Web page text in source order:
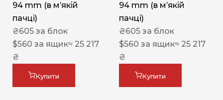
94 mm (в мʼякій
пачці)
₴605 за блок
$560 за ящик≈ 25 217
₴
Купити
94 mm (в мʼякій
пачці)
₴605 за блок
$560 за ящик≈ 25 217
₴
Купити